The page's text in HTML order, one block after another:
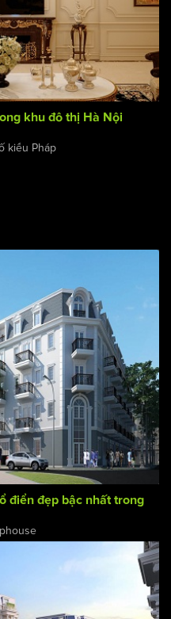
khu đô thị Hà Nội
Pháp
điển đẹp bậc nhất trong